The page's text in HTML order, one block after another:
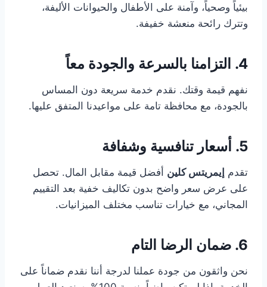
بيئياً وصحياً، وآمنة على الأطفال والحيوانات الأليفة،
وتترك رائحة منعشة خفيفة.
4. التزامنا بالسرعة والجودة معاً
نفهم قيمة وقتك. نقدم خدمة سريعة دون المساس
بالجودة، مع محافظة تامة على مواعيدنا المتفق عليها.
5. أسعار تنافسية وشفافة
تقدم إيمريتس كلين أفضل قيمة مقابل المال. تحصل
على عرض سعر واضح بدون تكاليف خفية بعد التقييم
المجاني، مع خيارات تناسب مختلف الميزانيات.
6. ضمان الرضا التام
نحن واثقون من جودة عملنا لدرجة أننا نقدم ضماناً على